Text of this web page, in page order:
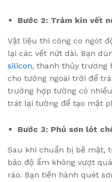
Bước 2: Trám kín vết
Vật liệu thi công co ngót
lại các vết nứt dài. Bạn
silicon, thanh thủy trương
cho tường ngoài trời để
trường hợp tường có
trát lại tường để tạo mặt
Bước 3: Phủ sơn lót
Sau khi chuẩn bị bề mặt,
bảo độ ẩm không vượt
ráo. Bạn tiến hành quét